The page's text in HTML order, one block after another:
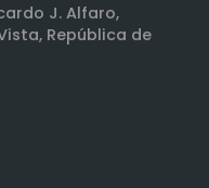
J. Alfaro,
República de